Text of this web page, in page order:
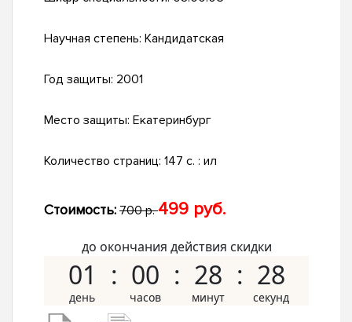
Научная степень: Кандидатская
Год защиты: 2001
Место защиты: Екатеринбург
Количество страниц: 147 с. : ил
Стоимость: 700 р.499 руб.
до окончания действия скидки
01 00 28 27